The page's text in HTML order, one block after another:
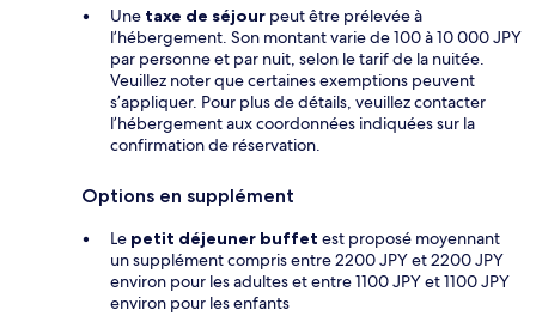
Une taxe de séjour peut être prélevée à
l’hébergement. Son montant varie de 100 à 10 000 JPY
par personne et par nuit, selon le tarif de la nuitée.
Veuillez noter que certaines exemptions peuvent
s’appliquer. Pour plus de détails, veuillez contacter
l’hébergement aux coordonnées indiquées sur la
confirmation de réservation.
Options en supplément
Le petit déjeuner buffet est proposé moyennant
un supplément compris entre 2200 JPY et 2200 JPY
environ pour les adultes et entre 1100 JPY et 1100 JPY
environ pour les enfants